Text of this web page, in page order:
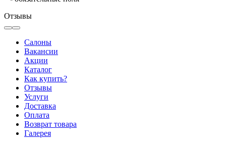
Отзывы
Салоны
Вакансии
Акции
Каталог
Как купить?
Отзывы
Услуги
Доставка
Оплата
Возврат товара
Галерея